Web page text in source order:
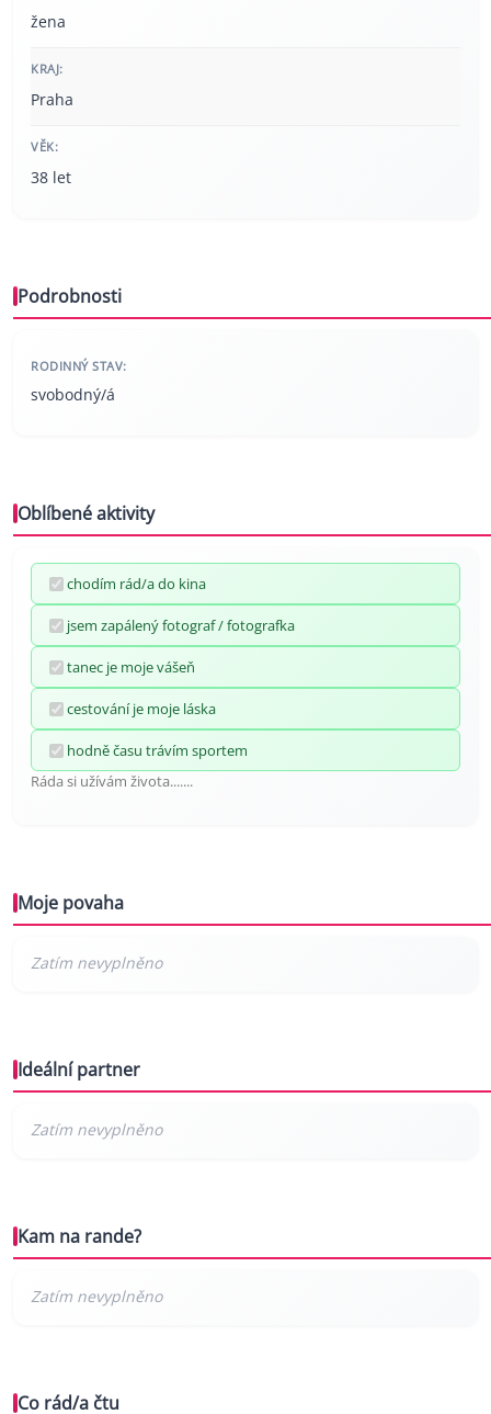
žena
KRAJ:
Praha
VĚK:
38 let
Podrobnosti
RODINNÝ STAV:
svobodný/á
Oblíbené aktivity
chodím rád/a do kina
jsem zapálený fotograf / fotografka
tanec je moje vášeň
cestování je moje láska
hodně času trávím sportem
Ráda si užívám života.......
Moje povaha
Ideální partner
Kam na rande?
Co rád/a čtu